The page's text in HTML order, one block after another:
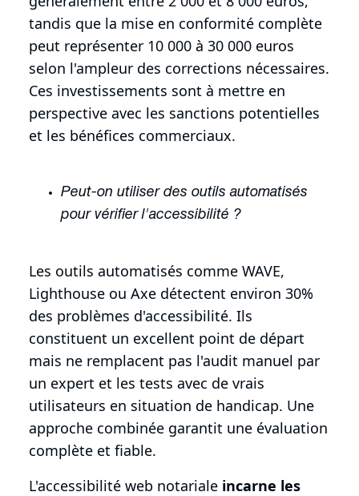
tandis que la mise en conformité complète
peut représenter 10 000 à 30 000 euros
selon l'ampleur des corrections nécessaires.
Ces investissements sont à mettre en
perspective avec les sanctions potentielles
et les bénéfices commerciaux.
Peut-on utiliser des outils automatisés
pour vérifier l'accessibilité ?
Les outils automatisés comme WAVE,
Lighthouse ou Axe détectent environ 30%
des problèmes d'accessibilité. Ils
constituent un excellent point de départ
mais ne remplacent pas l'audit manuel par
un expert et les tests avec de vrais
utilisateurs en situation de handicap. Une
approche combinée garantit une évaluation
complète et fiable.
L'accessibilité web notariale incarne les